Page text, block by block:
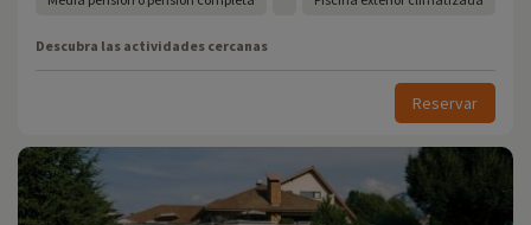
Descubra las actividades cercanas
Reservar